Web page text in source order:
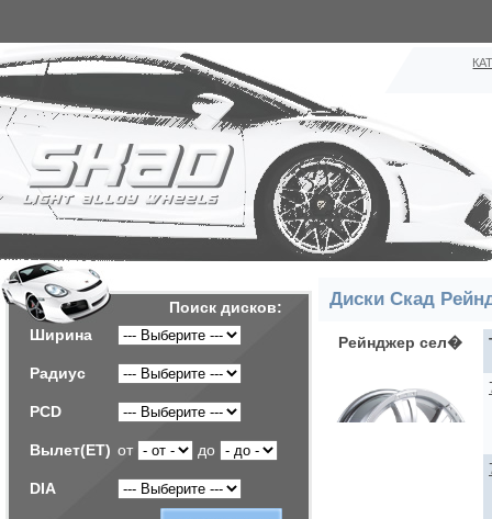
Поиск дисков:
Ширина
Радиус
PCD
Вылет(ET) от до
DIA
Диски Скад
Рейнджер сел�